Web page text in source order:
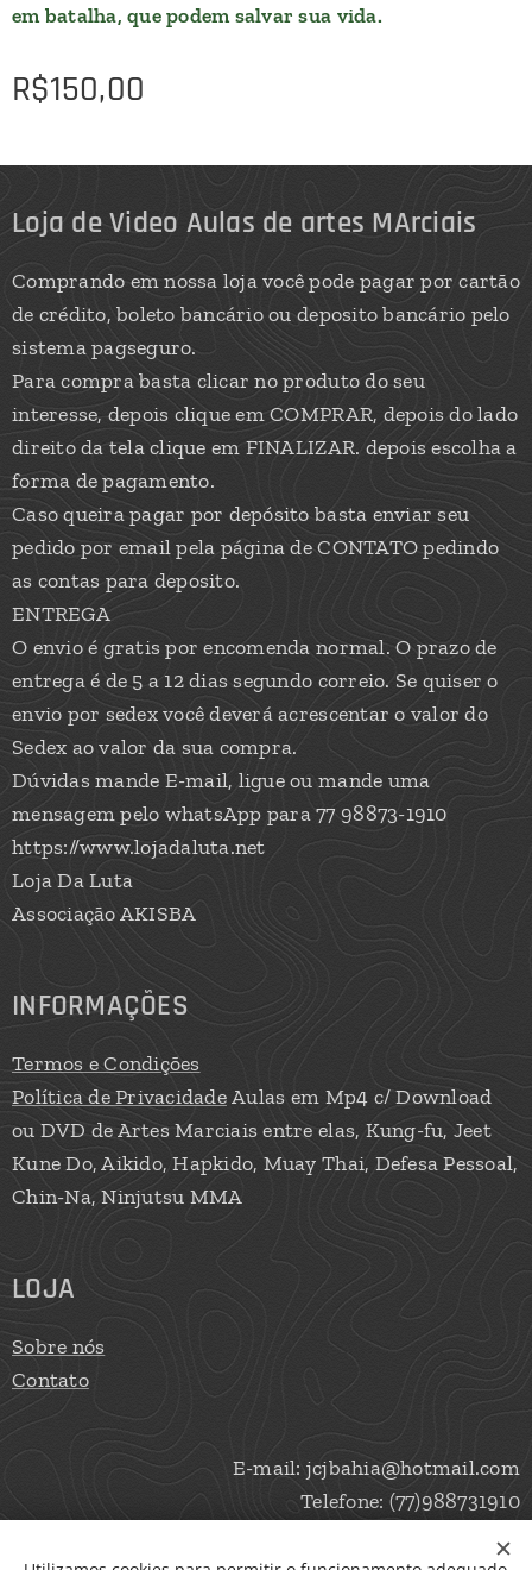
em batalha, que podem salvar sua vida.
R$150,00
Loja de Video Aulas de artes MArciais
Comprando em nossa loja você pode pagar por cartão
de crédito, boleto bancário ou deposito bancário pelo
sistema pagseguro.
Para compra basta clicar no produto do seu
interesse, depois clique em COMPRAR, depois do lado
direito da tela clique em FINALIZAR. depois escolha a
forma de pagamento.
Caso queira pagar por depósito basta enviar seu
pedido por email pela página de CONTATO pedindo
as contas para deposito.
ENTREGA
O envio é gratis por encomenda normal. O prazo de
entrega é de 5 a 12 dias segundo correio. Se quiser o
envio por sedex você deverá acrescentar o valor do
Sedex ao valor da sua compra.
Dúvidas mande E-mail, ligue ou mande uma
mensagem pelo whatsApp para 77 98873-1910
https://www.lojadaluta.net
Loja Da Luta
Associação AKISBA
INFORMAÇÕES
Termos e Condições
Política de PrivacidadeAulas em Mp4 c/ Download
ou DVD de Artes Marciais entre elas, Kung-fu, Jeet
Kune Do, Aikido, Hapkido, Muay Thai, Defesa Pessoal,
Chin-Na, Ninjutsu MMA
LOJA
Sobre nós
Contato
E-mail: jcjbahia@hotmail.com
Telefone: (77)988731910